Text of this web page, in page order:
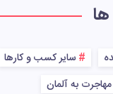
سایر کسب و کارها
مهاجرت به آلمان